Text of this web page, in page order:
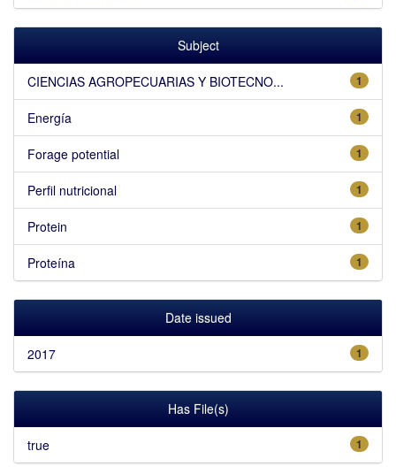
Subject
1
CIENCIAS AGROPECUARIAS Y BIOTECNO...
1
Energía
1
Forage potential
1
Perfil nutricional
1
Protein
1
Proteína
Date issued
1
2017
Has File(s)
1
true